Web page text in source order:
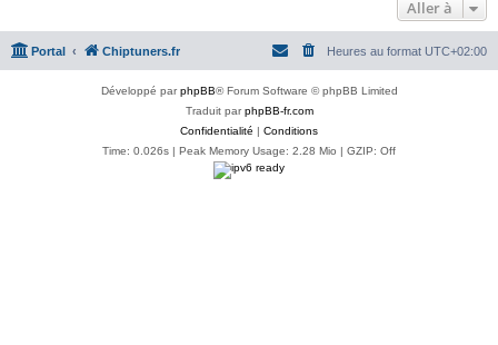
Aller à
Portal Chiptuners.fr Heures au format UTC+02:00
Développé parphpBB® Forum Software © phpBB Limited
Traduit parphpBB-fr.com
Confidentialité | Conditions
Time: 0.026s | Peak Memory Usage: 2.28 Mio | GZIP: Off